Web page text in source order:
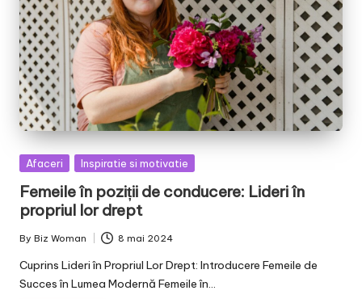
Posted
Afaceri Inspiratie si motivatie
Femeile în poziții de conducere: Lideri în
propriul lor drept
Posted
by
By Biz Woman 8 mai 2024
Cuprins Lideri în Propriul Lor Drept: Introducere Femeile de
Succes în Lumea Modernă Femeile în…